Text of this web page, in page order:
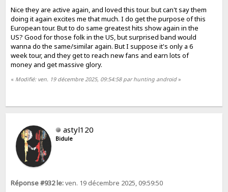
Nice they are active again, and loved this tour. but can't say them
doing it again excites me that much. I do get the purpose of this
European tour. But to do same greatest hits show again in the
US? Good for those folk in the US, but surprised band would
wanna do the same/similar again. But I suppose it's only a 6
week tour, and they get to reach new fans and earn lots of
money and get massive glory.
« Modifié: ven. 19 décembre 2025, 09:54:58 par hunting android»
astyl120
Bidule
Réponse #932 le:ven. 19 décembre 2025, 09:59:50